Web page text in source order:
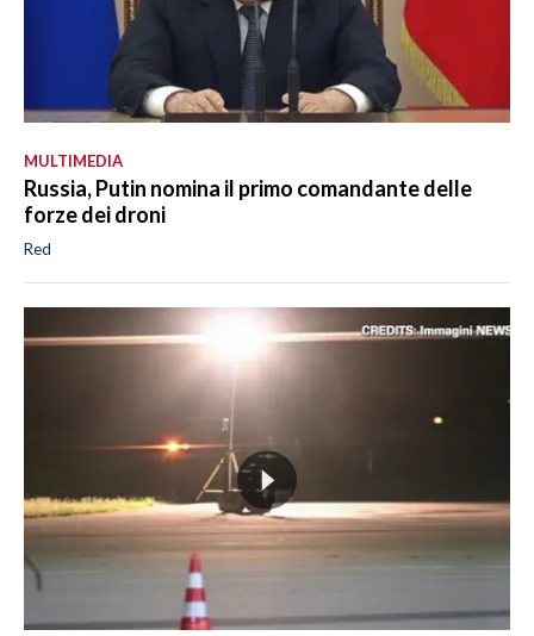
MULTIMEDIA
Russia, Putin nomina il primo comandante delle
forze dei droni
Red